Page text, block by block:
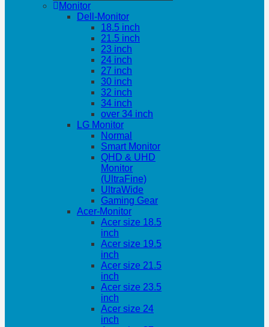
Monitor
Dell-Monitor
18.5 inch
21.5 inch
23 inch
24 inch
27 inch
30 inch
32 inch
34 inch
over 34 inch
LG Monitor
Normal
Smart Monitor
QHD & UHD
Monitor
(UltraFine)
UltraWide
Gaming Gear
Acer-Monitor
Acer size 18.5
inch
Acer size 19.5
inch
Acer size 21.5
inch
Acer size 23.5
inch
Acer size 24
inch